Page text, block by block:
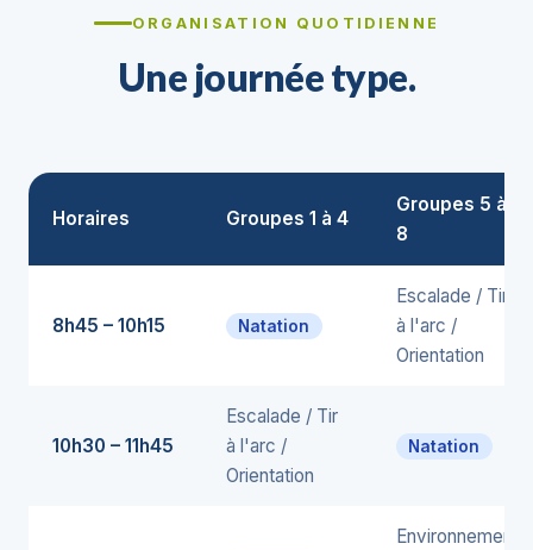
ORGANISATION QUOTIDIENNE
Une journée type.
Horaires Groupes 1 à 4
Groupes 5 à
8
8h45 – 10h15 Natation
Escalade / Tir
à l'arc /
Orientation
10h30 – 11h45
Escalade / Tir
à l'arc /
Orientation
Natation
Environnement